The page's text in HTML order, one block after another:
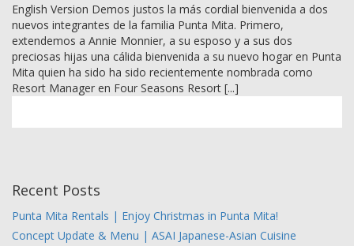
English Version Demos justos la más cordial bienvenida a dos
nuevos integrantes de la familia Punta Mita. Primero,
extendemos a Annie Monnier, a su esposo y a sus dos
preciosas hijas una cálida bienvenida a su nuevo hogar en Punta
Mita quien ha sido ha sido recientemente nombrada como
Resort Manager en Four Seasons Resort [...]
Recent Posts
Punta Mita Rentals | Enjoy Christmas in Punta Mita!
Concept Update & Menu | ASAI Japanese-Asian Cuisine